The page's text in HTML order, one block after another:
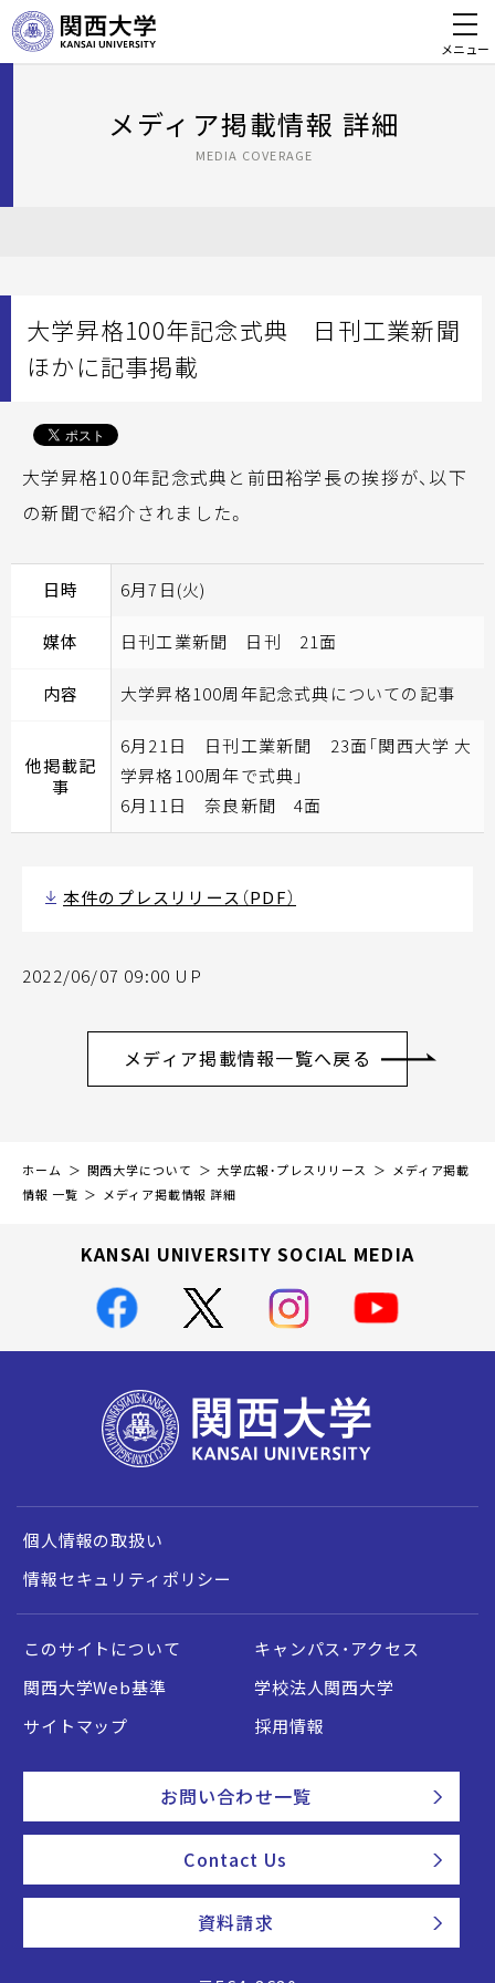
メニュー
メディア掲載情報 詳細
MEDIA COVERAGE
大学昇格100年記念式典 日刊工業新聞
ほかに記事掲載
大学昇格100年記念式典と前田裕学長の挨拶が、以下
の新聞で紹介されました。
日時 6月7日(火)
媒体 日刊工業新聞 日刊 21面
内容 大学昇格100周年記念式典についての記事
他掲載記
事
6月21日 日刊工業新聞 23面「関西大学 大
学昇格100周年で式典」
6月11日 奈良新聞 4面
本件のプレスリリース（PDF）
2022/06/07 09:00 UP
メディア掲載情報一覧へ戻る
ホーム 関西大学について 大学広報・プレスリリース
メディア掲載
情報 一覧
メディア掲載情報 詳細
KANSAI UNIVERSITY SOCIAL MEDIA
個人情報の取扱い
情報セキュリティポリシー
このサイトについて
キャンパス・アクセス
関西大学Web基準
学校法人関西大学
サイトマップ
採用情報
お問い合わせ一覧
Contact Us
資料請求